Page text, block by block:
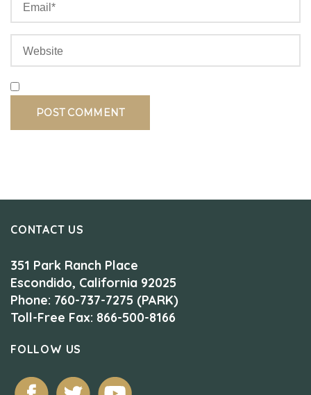
CONTACT US
351 Park Ranch Place
Escondido, California 92025
Phone: 760-737-7275 (PARK)
Toll-Free Fax: 866-500-8166
FOLLOW US